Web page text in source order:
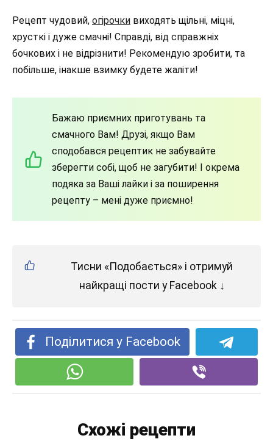
Рецепт чудовий, огірочки виходять щільні, міцні,
хрусткі і дуже смачні! Справді, від справжніх
бочкових і не відрізнити! Рекомендую зробити, та
побільше, інакше взимку будете жаліти!
Бажаю приємних приготувань та
смачного Вам! Друзі, якщо Вам
сподобався рецептик не забувайте
зберегти собі, щоб не загубити! І окрема
подяка за Ваші лайки і за поширення
рецепту – мені дуже приємно!
Тисни «Подобається» і отримуй
найкращі пости у Facebook ↓
Поділитися у Facebook
Схожі рецепти